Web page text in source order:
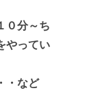
０分～ち
やってい
・など